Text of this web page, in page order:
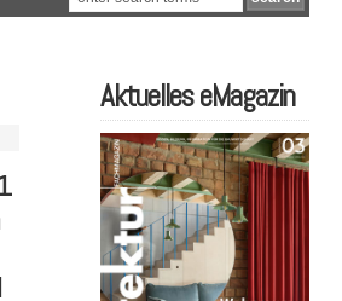
Aktuelles eMagazin